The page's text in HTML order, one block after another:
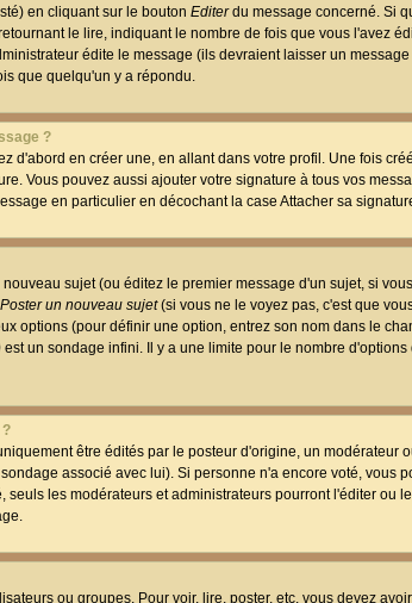
en cliquant sur le bouton Editerdu message concerné. Si
le lire, indiquant le nombre de fois que vous l'avez
édite le message (ils devraient laisser un
que quelqu'un y a répondu.
?
d'abord en créer une, en allant dans votre profil. Une fois
Vous pouvez aussi ajouter votre signature à tous vos
en particulier en décochant la case Attacher sa
sujet (ou éditez le premier message d'un sujet, si
Poster un nouveau sujet(si vous ne le voyez pas, c'est que
options (pour définir une option, entrez son nom dans le
un sondage infini. Il y a une limite pour le nombre
être édités par le posteur d'origine, un modérateur
associé avec lui). Si personne n'a encore voté, vous
les modérateurs et administrateurs pourront l'éditer ou
ou groupes. Pour voir, lire, poster, etc. vous devez